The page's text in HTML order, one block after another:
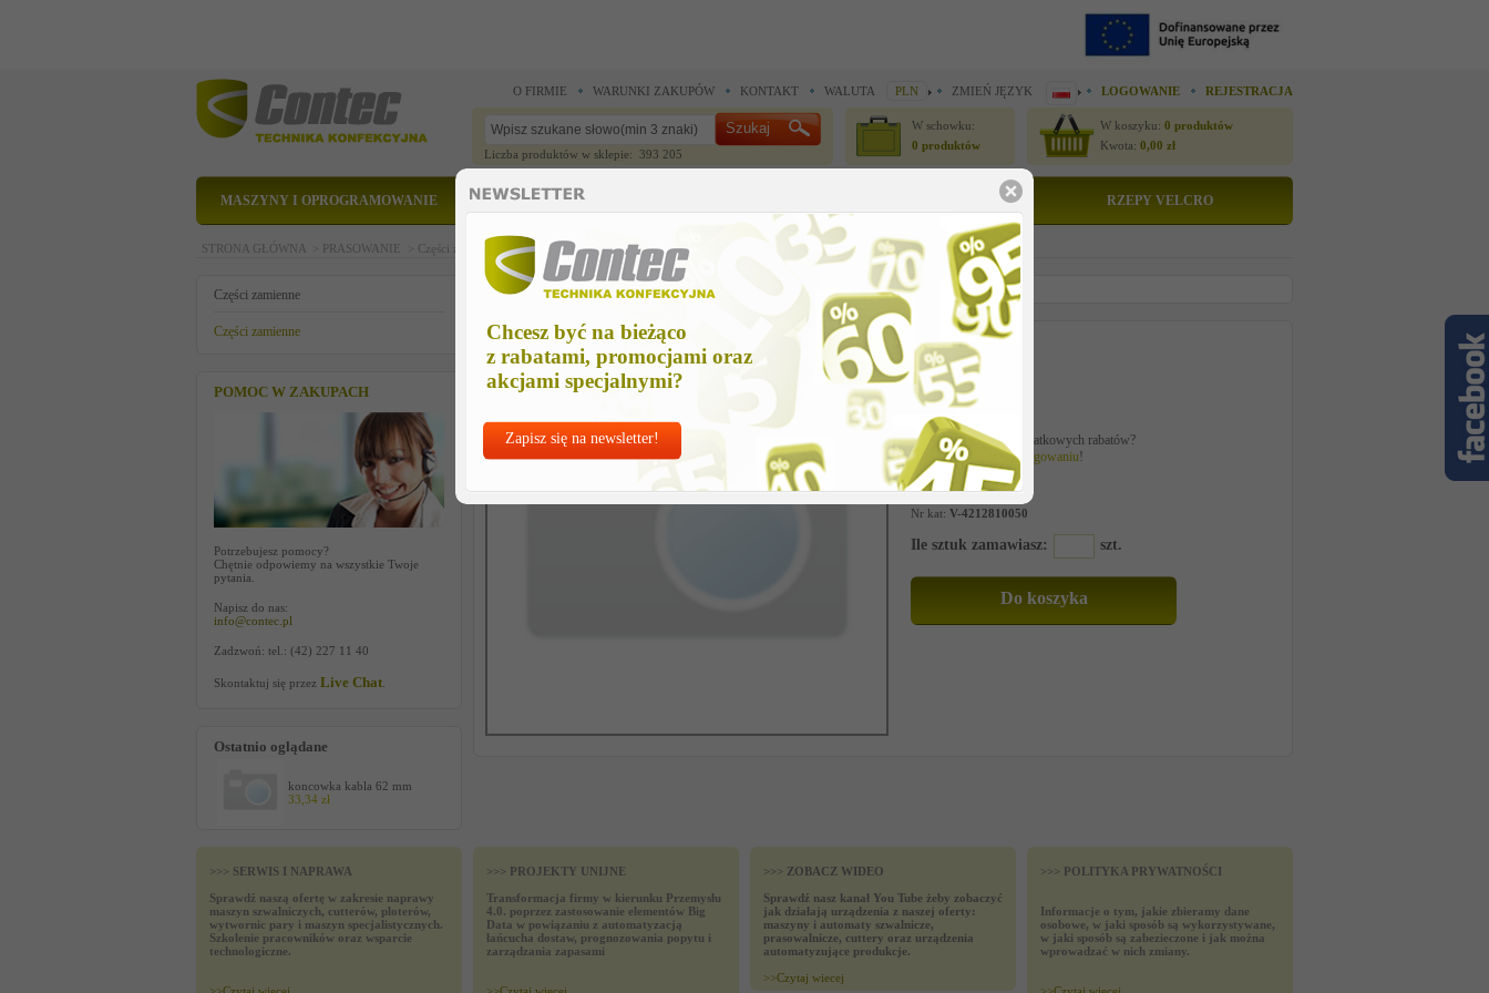
Chcesz być na bieżąco
z rabatami, promocjami oraz
akcjami specjalnymi?
Zapisz się na newsletter!
O FIRMIE WARUNKI ZAKUPÓW KONTAKT WALUTA PLN ZMIEŃ JĘZYK LOGOWANIE REJESTRACJA
Liczba produktów w sklepie: 393 205
W schowku:
0 produktów
W koszyku: 0 produktów
Kwota: 0,00 zł
MASZYNY I OPROGRAMOWANIE CZĘŚCI ZAMIENNE RZEPY VELCRO
STRONA GŁÓWNA > PRASOWANIE > Części zamienne >Części zamienne > koncowka kabla 62 mm
Części zamienne
Części zamienne
POMOC W ZAKUPACH
Potrzebujesz pomocy?
Chętnie odpowiemy na wszystkie Twoje
pytania.
Napisz do nas:
info@contec.pl
Zadzwoń: tel.: (42) 227 11 40
Skontaktuj się przez Live Chat
Ostatnio oglądane
koncowka kabla 62 mm
33,34 zł
koncowka kabla 62 mm
Cena netto
33,34 zł
Chcesz korzystać z dodatkowych rabatów?
Najlepszeceny pozalogowaniu!
Nr kat: V-4212810050
Ile sztuk zamawiasz: szt.
>>> SERWIS I NAPRAWA
Sprawdź naszą ofertę w zakresie naprawy
maszyn szwalniczych, cutterów, ploterów,
wytwornic pary i maszyn specjalistycznych.
Szkolenie pracowników oraz wsparcie
technologiczne.
>>> PROJEKTY UNIJNE
Transformacja firmy w kierunku Przemysłu
4.0. poprzez zastosowanie elementów Big
Data w powiązaniu z automatyzacją
łańcucha dostaw, prognozowania popytu i
zarządzania zapasami
>>> ZOBACZ WIDEO
Sprawdź nasz kanał You Tube żeby zobaczyć
jak działają urządzenia z naszej oferty:
maszyny i automaty szwalnicze,
prasowalnicze, cuttery oraz urządzenia
automatyzujące produkcje.
>>Czytaj wiecej
>>> POLITYKA PRYWATNOŚCI
Informacje o tym, jakie zbieramy dane
osobowe, w jaki sposób są wykorzystywane,
w jaki sposób są zabezieczone i jak można
wprowadzać w nich zmiany.